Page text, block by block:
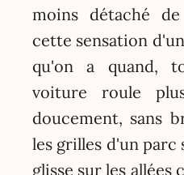
moins détaché
cette sensation
qu'on a quand,
voiture roule
doucement, sans
les grilles d'un parc
glisse sur les allées